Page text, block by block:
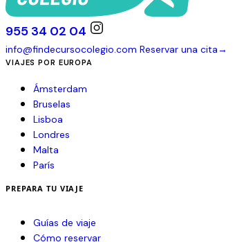
955 34 02 04
info@findecursocolegio.com Reservar una cita→
VIAJES POR EUROPA
Ámsterdam
Bruselas
Lisboa
Londres
Malta
París
PREPARA TU VIAJE
Guías de viaje
Cómo reservar